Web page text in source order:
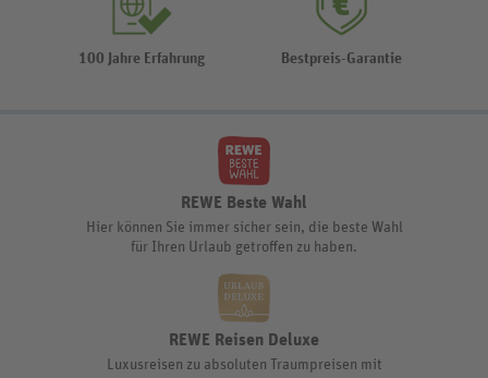
100 Jahre Erfahrung Bestpreis-Garantie
REWE Beste Wahl
Hier können Sie immer sicher sein, die beste Wahl
für Ihren Urlaub getroffen zu haben.
REWE Reisen Deluxe
Luxusreisen zu absoluten Traumpreisen mit